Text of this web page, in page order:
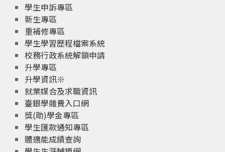
學生申訴專區
新生專區
重補修專區
學生學習歷程檔案系統
校務行政系統解鎖申請
升學專區
升學資訊※
就業媒合及求職資訊
臺銀學雜費入口網
獎(助)學金專區
學生匯款通知專區
體適能成績查詢